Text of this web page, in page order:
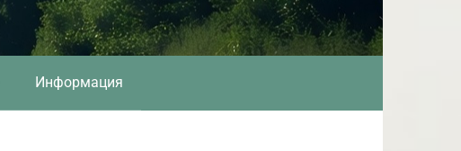
Информация